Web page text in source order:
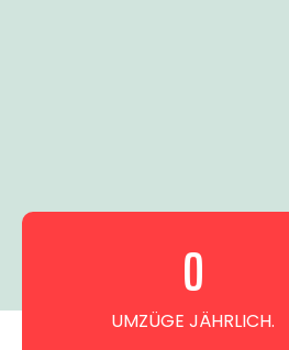
UMZÜGE JÄHRLICH.
0